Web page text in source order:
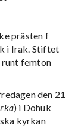
prästen f
i Irak. Stiftet
femton
den 21
) i Dohuk
kyrkan